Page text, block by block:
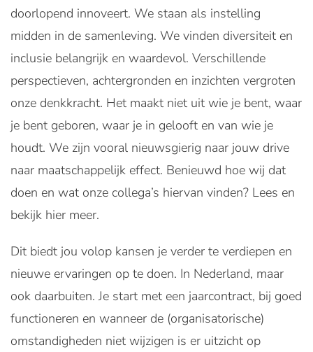
doorlopend innoveert. We staan als instelling
midden in de samenleving. We vinden diversiteit en
inclusie belangrijk en waardevol. Verschillende
perspectieven, achtergronden en inzichten vergroten
onze denkkracht. Het maakt niet uit wie je bent, waar
je bent geboren, waar je in gelooft en van wie je
houdt. We zijn vooral nieuwsgierig naar jouw drive
naar maatschappelijk effect. Benieuwd hoe wij dat
doen en wat onze collega’s hiervan vinden? Lees en
bekijk hier meer.
Dit biedt jou volop kansen je verder te verdiepen en
nieuwe ervaringen op te doen. In Nederland, maar
ook daarbuiten. Je start met een jaarcontract, bij goed
functioneren en wanneer de (organisatorische)
omstandigheden niet wijzigen is er uitzicht op